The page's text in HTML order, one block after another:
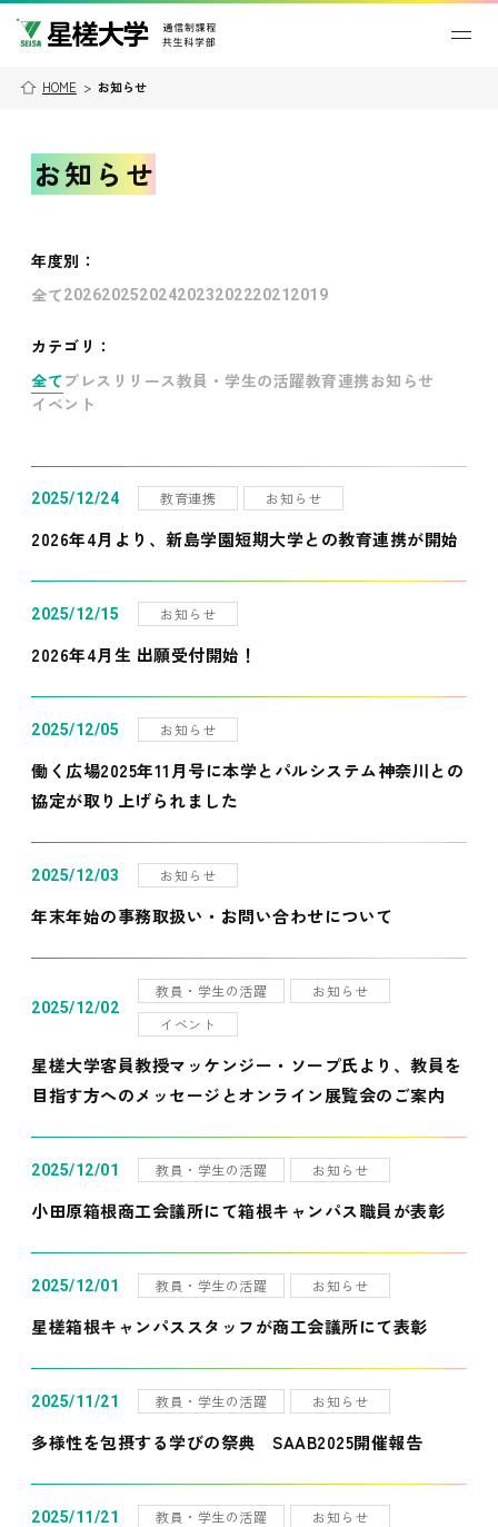
HOME > お知らせ
お知らせ
年度別 ：
全て202620252024202320222021 2019
カテゴリ：
全て プレスリリース教員・学生の活躍教育連携お知らせ
イベント
2025/12/24 教育連携 お知らせ
2026年4月より、新島学園短期大学との教育連携が開始
2025/12/15 お知らせ
2026年4月生 出願受付開始！
2025/12/05 お知らせ
働く広場2025年11月号に本学とパルシステム神奈川との
協定が取り上げられました
2025/12/03 お知らせ
年末年始の事務取扱い・お問い合わせについて
2025/12/02
教員・学生の活躍
お知らせ
イベント
星槎大学客員教授マッケンジー・ソープ氏より、教員を
目指す方へのメッセージとオンライン展覧会のご案内
2025/12/01 教員・学生の活躍 お知らせ
小田原箱根商工会議所にて箱根キャンパス職員が表彰
2025/12/01 教員・学生の活躍 お知らせ
星槎箱根キャンパススタッフが商工会議所にて表彰
2025/11/21 教員・学生の活躍 お知らせ
多様性を包摂する学びの祭典 SAAB2025開催報告
2025/11/21 教員・学生の活躍 お知らせ